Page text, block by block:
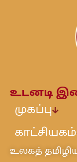
உடனடி
முகப்பு
காட்சியகம்
உலகத்